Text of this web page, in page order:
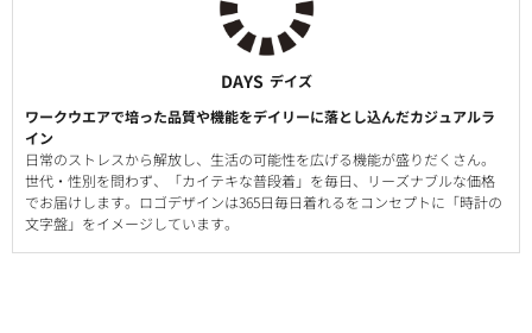
DAYS デイズ
ワークウエアで培った品質や機能をデイリーに落とし込んだカジュアルラ
イン
日常のストレスから解放し、生活の可能性を広げる機能が盛りだくさん。
世代・性別を問わず、「カイテキな普段着」を毎日、リーズナブルな価格
でお届けします。ロゴデザインは365日毎日着れるをコンセプトに「時計の
文字盤」をイメージしています。